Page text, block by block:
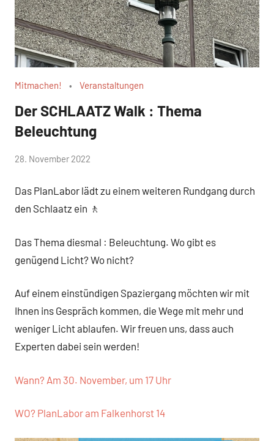
Mitmachen! Veranstaltungen
Der SCHLAATZ Walk : Thema
Beleuchtung
von
28. November 2022
Das PlanLabor lädt zu einem weiteren Rundgang durch
den Schlaatz ein 🚶
Das Thema diesmal : Beleuchtung. Wo gibt es
genügend Licht? Wo nicht?
Auf einem einstündigen Spaziergang möchten wir mit
Ihnen ins Gespräch kommen, die Wege mit mehr und
weniger Licht ablaufen. Wir freuen uns, dass auch
Experten dabei sein werden!
Wann? Am 30. November, um 17 Uhr
WO? PlanLabor am Falkenhorst 14